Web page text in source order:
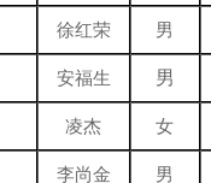
徐红荣 男
安福生 男
凌杰 女
李尚金 男